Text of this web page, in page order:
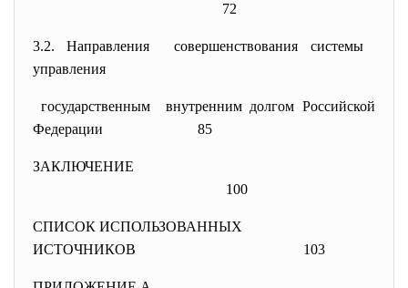
72
3.2. Направления совершенствования системы
управления
государственным внутренним долгом Российской
Федерации
85
ЗАКЛЮЧЕНИЕ
100
СПИСОК ИСПОЛЬЗОВАННЫХ
ИСТОЧНИКОВ
103